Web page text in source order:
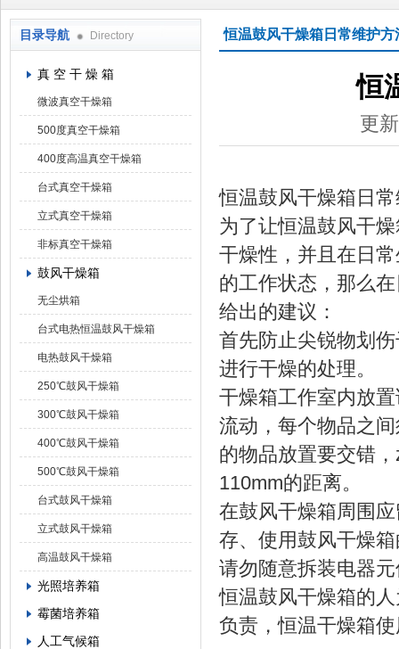
目录导航 Directory
真 空 干 燥 箱
微波真空干燥箱
500度真空干燥箱
400度高温真空干燥箱
台式真空干燥箱
立式真空干燥箱
非标真空干燥箱
鼓风干燥箱
无尘烘箱
台式电热恒温鼓风干燥箱
电热鼓风干燥箱
250℃鼓风干燥箱
300℃鼓风干燥箱
400℃鼓风干燥箱
500℃鼓风干燥箱
台式鼓风干燥箱
立式鼓风干燥箱
高温鼓风干燥箱
光照培养箱
霉菌培养箱
人工气候箱
恒温鼓风干燥箱日常维护方
恒
更
恒温鼓风干燥箱日
为了让恒温鼓风干
干燥性，并且在日
的工作状态，那么
给出的建议：
首先防止尖锐物划
进行干燥的处理。
干燥箱工作室内放
流动，每个物品之
的物品放置要交错
110mm的距离。
在鼓风干燥箱周围
存、使用鼓风干燥
请勿随意拆装电器
恒温鼓风干燥箱的
负责，恒温干燥箱